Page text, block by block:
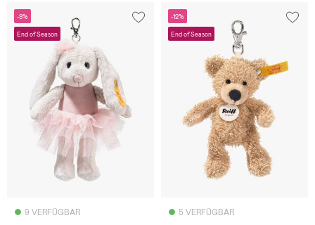
-9%
End of Season
9 VERFÜGBAR
-12%
End of Season
5 VERFÜGBAR